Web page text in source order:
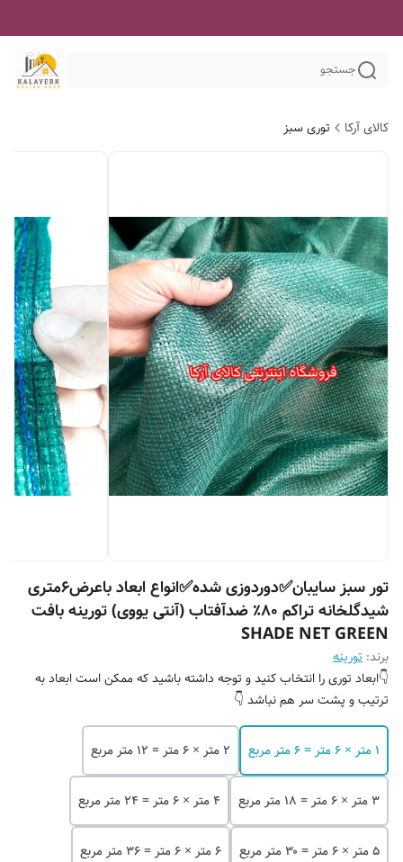
جستجو
کالای آرکا توری سبز
تور سبز سایبان✅️دوردوزی شده✅️انواع ابعاد باعرض6متری
شیدگلخانه تراکم ۸۰٪ ضدآفتاب (آنتی یووی) تورینه بافت
SHADE NET GREEN
برند: تورینه
👇ابعاد توری را انتخاب کنید و توجه داشته باشید که ممکن است ابعاد به
ترتیب و پشت سر هم نباشد 👇
۱ متر × ۶ متر = ۶ متر مربع ۲ متر × ۶ متر = ۱۲ متر مربع
۳ متر × ۶ متر = ۱۸ متر مربع ۴ متر × ۶ متر = ۲۴ متر مربع
۵ متر × ۶ متر = ۳۰ متر مربع ۶ متر × ۶ متر = ۳۶ متر مربع